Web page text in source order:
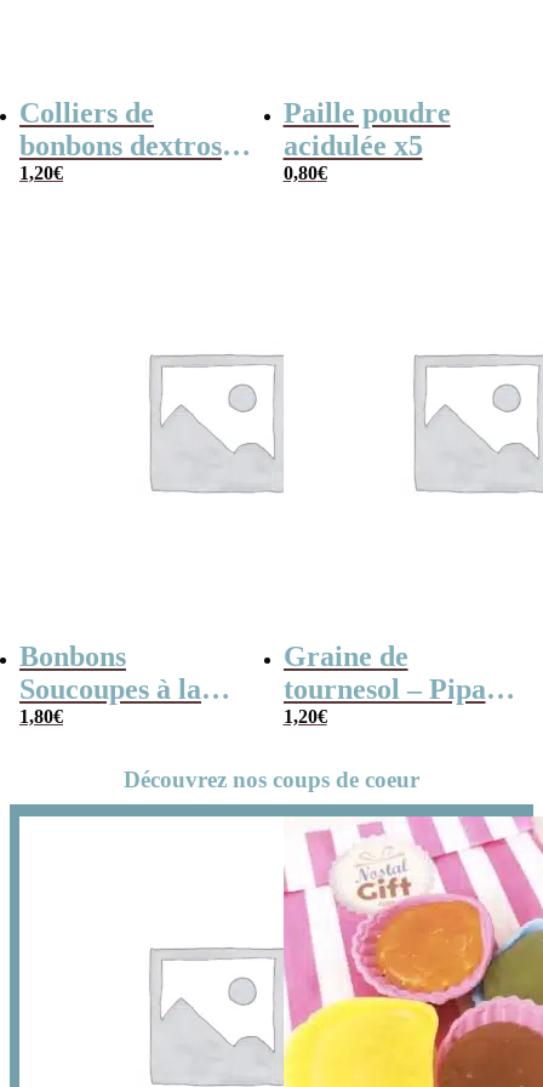
Colliers de
bonbons dextrose
x2
1,20€
Paille poudre
acidulée x5
0,80€
Bonbons
Soucoupes à la
poudre (x20)
1,80€
Graine de
tournesol – Pipas
x 3
1,20€
Découvrez nos coups de coeur